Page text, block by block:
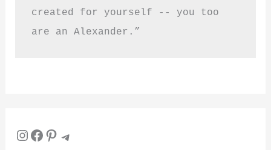
created for yourself -- you too
are an Alexander.”
InstagramFacebook Pinterest Telegram